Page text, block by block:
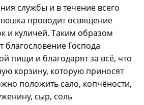
службы и в течение всего
проводит освящение
и куличей. Таким образом
Господа
пищи и благодарят за всё, что
корзину, которую приносят
положить сало, копчёности,
сыр, соль